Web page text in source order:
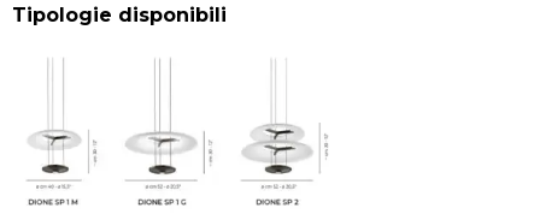
Tipologie disponibili